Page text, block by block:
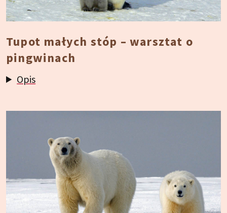
Tupot małych stóp – warsztat o
pingwinach
Opis